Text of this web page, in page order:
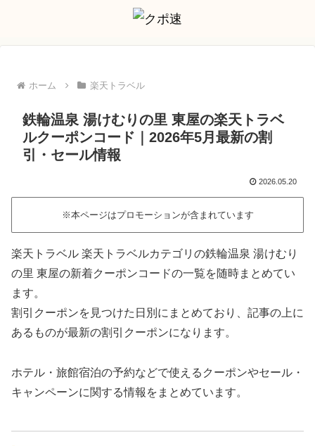
ホーム 楽天トラベル
鉄輪温泉 湯けむりの里 東屋の楽天トラベ
ルクーポンコード｜2026年5月最新の割
引・セール情報
2026.05.20
※本ページはプロモーションが含まれています
楽天トラベル 楽天トラベルカテゴリの鉄輪温泉 湯けむり
の里 東屋の新着クーポンコードの一覧を随時まとめてい
ます。
割引クーポンを見つけた日別にまとめており、記事の上に
あるものが最新の割引クーポンになります。
ホテル・旅館宿泊の予約などで使えるクーポンやセール・
キャンペーンに関する情報をまとめています。